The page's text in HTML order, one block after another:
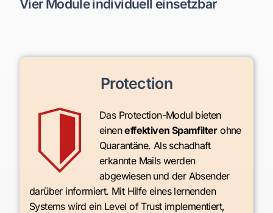
Vier Module individuell einsetzbar
Protection
Das Protection-Modul bieten
eineneffektiven Spamfilterohne
Quarantäne. Als schadhaft
erkannte Mails werden
abgewiesen und der Absender
darüber informiert. Mit Hilfe eines lernenden
Systems wird ein Level of Trust implementiert,